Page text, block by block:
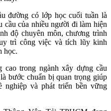
đường có lớp học cuối tuần là
cầu của nhiều người đi làm hiện
độ chuyên môn, chương trình
trì công việc và tích lũy kinh
học.
trong ngành xây dựng cầu
bước chuẩn bị quan trọng giúp
nghiệp và phát triển bền vững